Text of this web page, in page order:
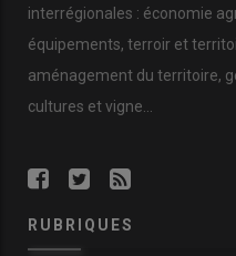
interrégionales : économie
équipements, terroir et
aménagement du territoire,
cultures et vigne...
RUBRIQUES